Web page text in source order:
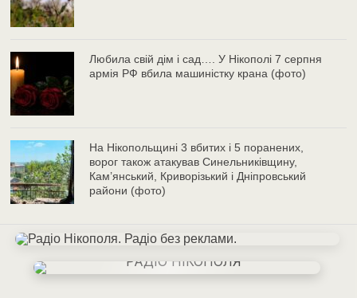
Любила свій дім і сад…. У Нікополі 7 серпня
армія РФ вбила машиністку крана (фото)
На Нікопольщині 3 вбитих і 5 поранених,
ворог також атакував Синельниківщину,
Кам’янський, Криворізький і Дніпровський
райони (фото)